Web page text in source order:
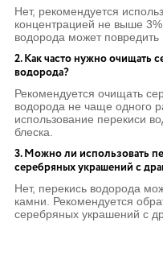
Нет, рекомендуется
концентрацией не выше
водорода может повредить
2. Как часто нужно очищать
водорода?
Рекомендуется очищать
водорода не чаще одного
использование перекиси
блеска.
3. Можно ли использовать
серебряных украшений с
Нет, перекись водорода
камни. Рекомендуется
серебряных украшений с